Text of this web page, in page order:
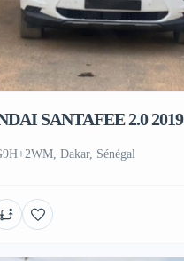
SANTAFEE 2.0 2019
Dakar, Sénégal